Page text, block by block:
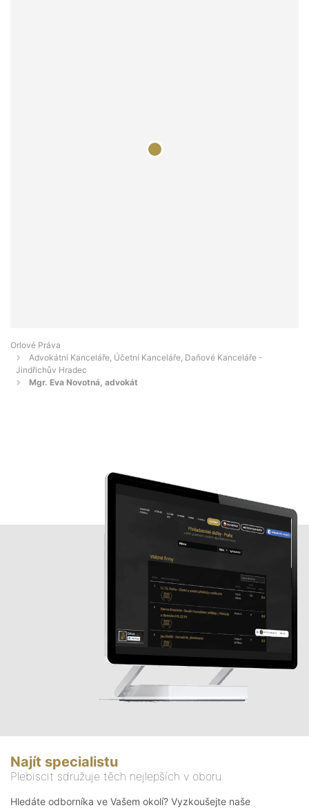
Orlové Práva
Advokátní Kanceláře, Účetní Kanceláře, Daňové Kanceláře -
Jindřichův Hradec
Mgr. Eva Novotná, advokát
Najít specialistu
Plebiscit sdružuje těch nejlepších v oboru
Hledáte odborníka ve Vašem okolí? Vyzkoušejte naše